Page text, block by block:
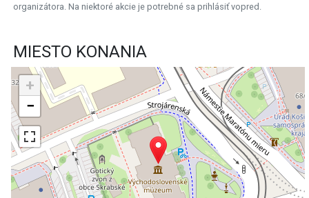
organizátora. Na niektoré akcie je potrebné sa prihlásiť vopred.
MIESTO KONANIA
+
−